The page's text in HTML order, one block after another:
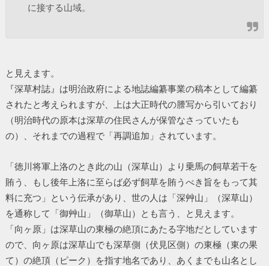
に接する山域。
と見えます。
『深草村誌』は明治政府による地誌編纂事業の稿本として編纂
されたと考えられますが、上は大正時代の謄写から引いており
（明治時代の原本は深草の住民さんが保管なさっていたも
の）、それまでの過程で「再調追加」されています。
「徳川将軍上洛のとき此の山（深草山）より乗馬の飼草若干を
賄う、もし後年上洛に至らば必ず飼草を賄うべき旨をもって其
料に充つ」という伝承があり、世の人は「深艸山」（深草山）
を通称して「御艸山」（御草山）とも言う、と見えます。
「向ヶ原」は深草山の東極の絶頂にあたる字地だとしています
ので、向ヶ原は深草山でも深草側（伏見区側）の東極（東の果
て）の絶頂（ピーク）を指す地名であり、あくまでも山名とし